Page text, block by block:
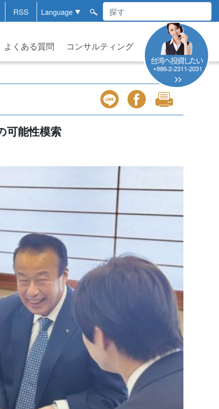
RSS
よくある質問 コンサルティング
可能性模索